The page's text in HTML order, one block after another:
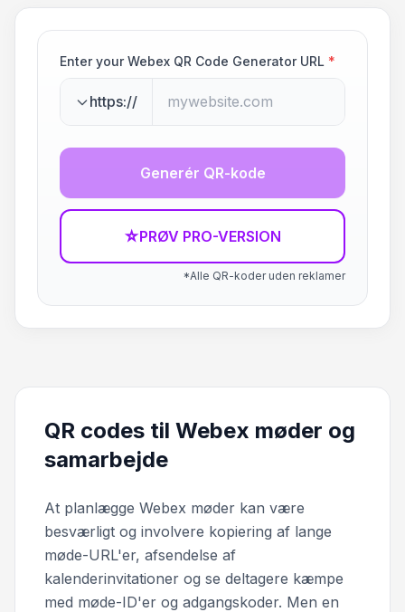
Enter your Webex QR Code Generator URL *
https://
Generér QR-kode
☆PRØV PRO-VERSION
*Alle QR-koder uden reklamer
QR codes til Webex møder og
samarbejde
At planlægge Webex møder kan være
besværligt og involvere kopiering af lange
møde-URL'er, afsendelse af
kalenderinvitationer og se deltagere kæmpe
med møde-ID'er og adgangskoder. Men en